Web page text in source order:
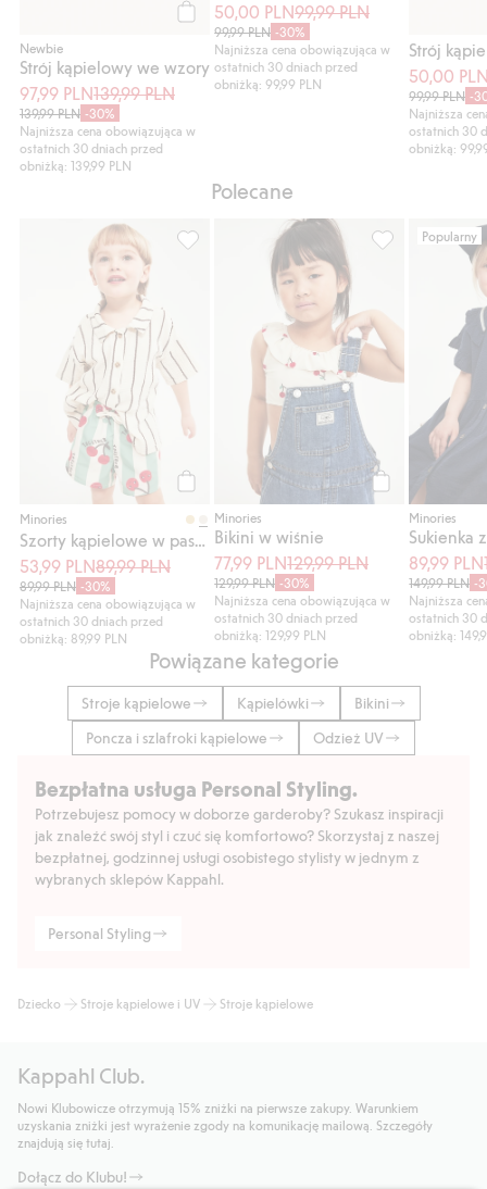
Newbie
Strój kąpielowy we wzory
97,99 PLN139,99 PLN
139,99 PLN -30%
Najniższa cena obowiązująca w
ostatnich 30 dniach przed
obniżką: 139,99 PLN
50,00 PLN99,99 PLN
99,99 PLN -30%
Najniższa cena obowiązująca w
ostatnich 30 dniach przed
obniżką: 99,99 PLN
50,00
99,99 PLN -
Najniższa
ostatnich 30
obniżką:
Polecane
Minories
53,99 PLN89,99 PLN
89,99 PLN -30%
Najniższa cena obowiązująca w
ostatnich 30 dniach przed
obniżką: 89,99 PLN
Szorty kąpielowe w paski i wiśnie, Dodaj
Kup
Minories
Bikini w wiśnie
77,99 PLN129,99 PLN
129,99 PLN -30%
Najniższa cena obowiązująca w
ostatnich 30 dniach przed
obniżką: 129,99 PLN
Bikini w
Popularny
Minories
Sukienka
89,99 PLN
149,99 PLN -
Najniższa
ostatnich 30
obniżką:
Powiązane kategorie
Stroje kąpielowe Kąpielówki
Bikini
Poncza i szlafroki kąpielowe
Odzież UV
Bezpłatna usługa Personal Styling.
Potrzebujesz pomocy w doborze garderoby? Szukasz inspiracji
jak znaleźć swój styl i czuć się komfortowo? Skorzystaj z naszej
bezpłatnej, godzinnej usługi osobistego stylisty w jednym z
wybranych sklepów Kappahl.
Personal Styling
Dziecko Stroje kąpielowe i UV Stroje kąpielowe
Kappahl Club.
Nowi Klubowicze otrzymują 15% zniżki na pierwsze zakupy. Warunkiem
uzyskania zniżki jest wyrażenie zgody na komunikację mailową. Szczegóły
znajdują się tutaj.
Dołącz do Klubu!